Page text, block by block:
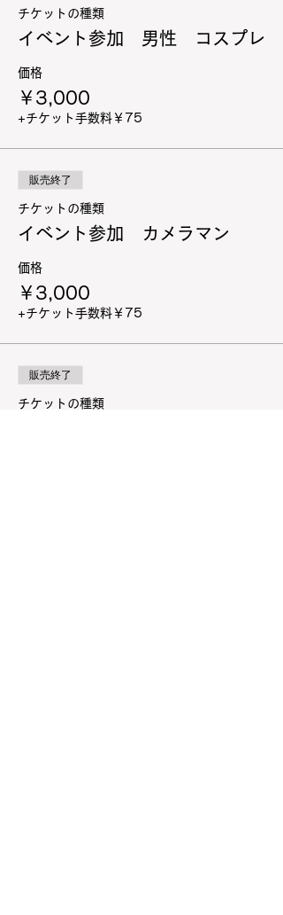
チケットの種類
イベント参加 男性 コスプレ
価格
￥3,000
+チケット手数料￥75
販売終了
チケットの種類
イベント参加 カメラマン
価格
￥3,000
+チケット手数料￥75
販売終了
チケットの種類